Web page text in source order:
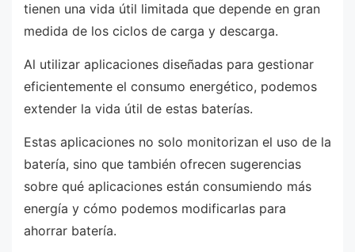
tienen una vida útil limitada que depende en gran
medida de los ciclos de carga y descarga.
Al utilizar aplicaciones diseñadas para gestionar
eficientemente el consumo energético, podemos
extender la vida útil de estas baterías.
Estas aplicaciones no solo monitorizan el uso de la
batería, sino que también ofrecen sugerencias
sobre qué aplicaciones están consumiendo más
energía y cómo podemos modificarlas para
ahorrar batería.